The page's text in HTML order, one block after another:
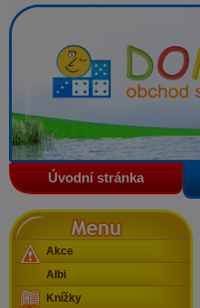
Domino - obchod s
Úvodní stránka
Menu
Akce
Albi
Knížky